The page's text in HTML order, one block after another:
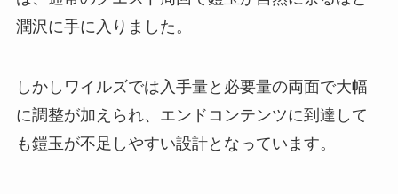
潤沢に手に入りました。
しかしワイルズでは入手量と必要量の両面で大幅
に調整が加えられ、エンドコンテンツに到達して
も鎧玉が不足しやすい設計となっています。